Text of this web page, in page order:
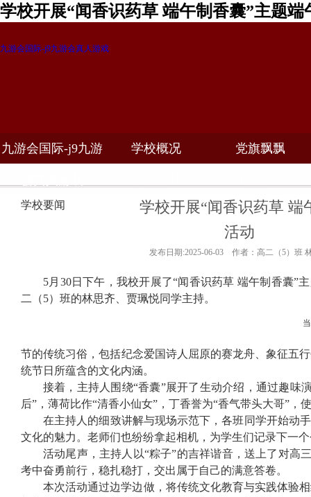
学校开展“闻香识药草 端午制香囊”主题
九游会国际-j9九游会真人游戏
九游会国际-j9九游 学校概况 党旗飘飘
学校要闻
学校开展“闻香识药草 端
活动
发布日期:2025-06-03 作者：高二（5）班
5月 30日下午，我校开展了“闻香识药草 端午制香囊”
二（5）班的林思齐、贾珮悦同学主持。
节的传统习俗，包括纪念爱国诗人屈原的赛龙舟、象征五
统节日所蕴含的文化内涵。
接着，主持人围绕“香囊”展开了生动介绍，通过趣味
后” ，薄荷比作“清香小仙女” ，丁香誉为“香气带头大哥” ，
在主持人的细致讲解与现场示范下，各班同学开始动
文化的魅力。老师们也纷纷拿起相机，为学生们记录下一
活动尾声，主持人以“粽子”的吉祥谐音，送上了对高
考中奋勇前行，稳扎稳打，交出属于自己的满意答卷。
本次活动通过边学边做，将传统文化教育与实践体验